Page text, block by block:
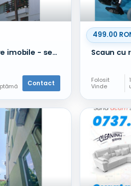
Administrare imobile - sector 1 - Aviatiei / Floreasca / Victoriei
Contact
499.00
Folosit
Vinde